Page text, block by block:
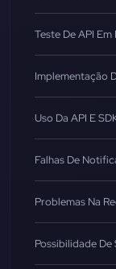
Teste De API
Implementação
Uso Da API E
Falhas De
Problemas Na
Possibilidade De